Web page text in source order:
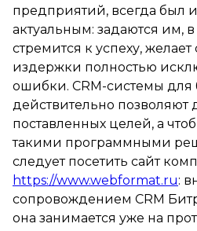
предприятий, всегда был и
актуальным: задаются им, в
стремится к успеху,
издержки полностью
ошибки. CRM-системы для
действительно позволяют
поставленных целей, а
такими программными
следует посетить сайт
https://www.webformat.ru:
сопровождением CRM
она занимается уже на